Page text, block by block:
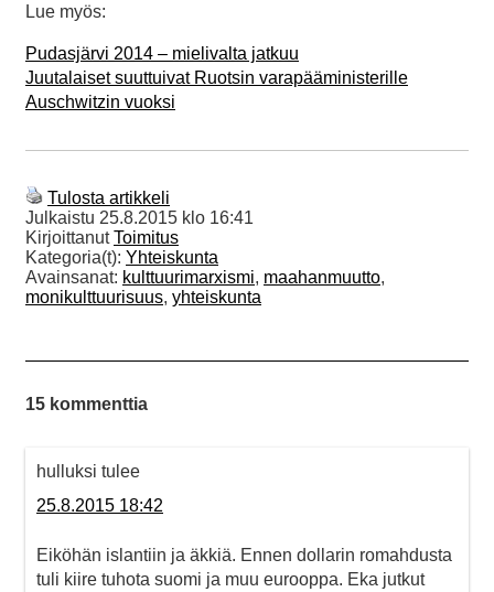
Lue myös:
Pudasjärvi 2014 – mielivalta jatkuu
Juutalaiset suuttuivat Ruotsin varapääministerille
Auschwitzin vuoksi
Tulosta artikkeli
Julkaistu 25.8.2015 klo 16:41
KirjoittanutToimitus
Kategoria(t): Yhteiskunta
Avainsanat: kulttuurimarxismi, maahanmuutto,
monikulttuurisuus, yhteiskunta
15 kommenttia
hulluksi tulee
25.8.2015 18:42
Eiköhän islantiin ja äkkiä. Ennen dollarin romahdusta
tuli kiire tuhota suomi ja muu eurooppa. Eka jutkut